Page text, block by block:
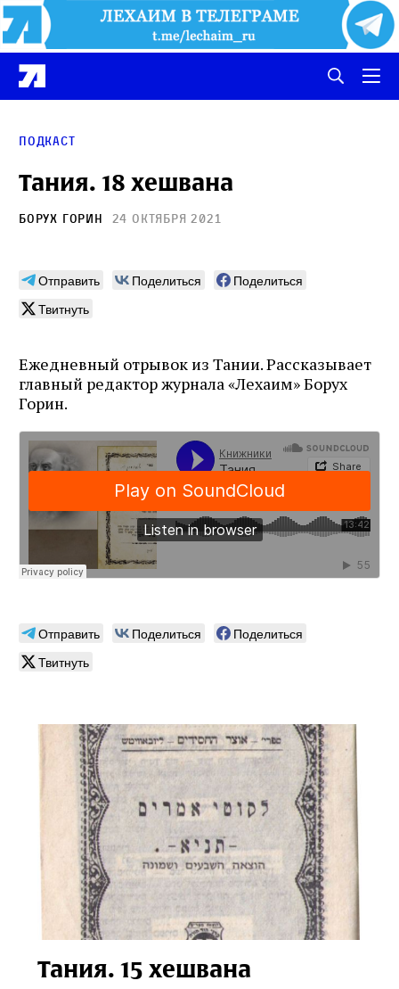
Подкаст
Тания. 18 хешвана
Борух Горин 24 октября 2021
Отправить Поделиться
Поделиться
Твитнуть
Ежедневный отрывок из Тании. Рассказывает
главный редактор журнала «Лехаим» Борух
Горин.
Отправить Поделиться
Поделиться
Твитнуть
Тания. 15 хешвана